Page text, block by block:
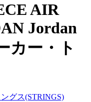
AIR
Jordan
カー・ト
グス(STRINGS)